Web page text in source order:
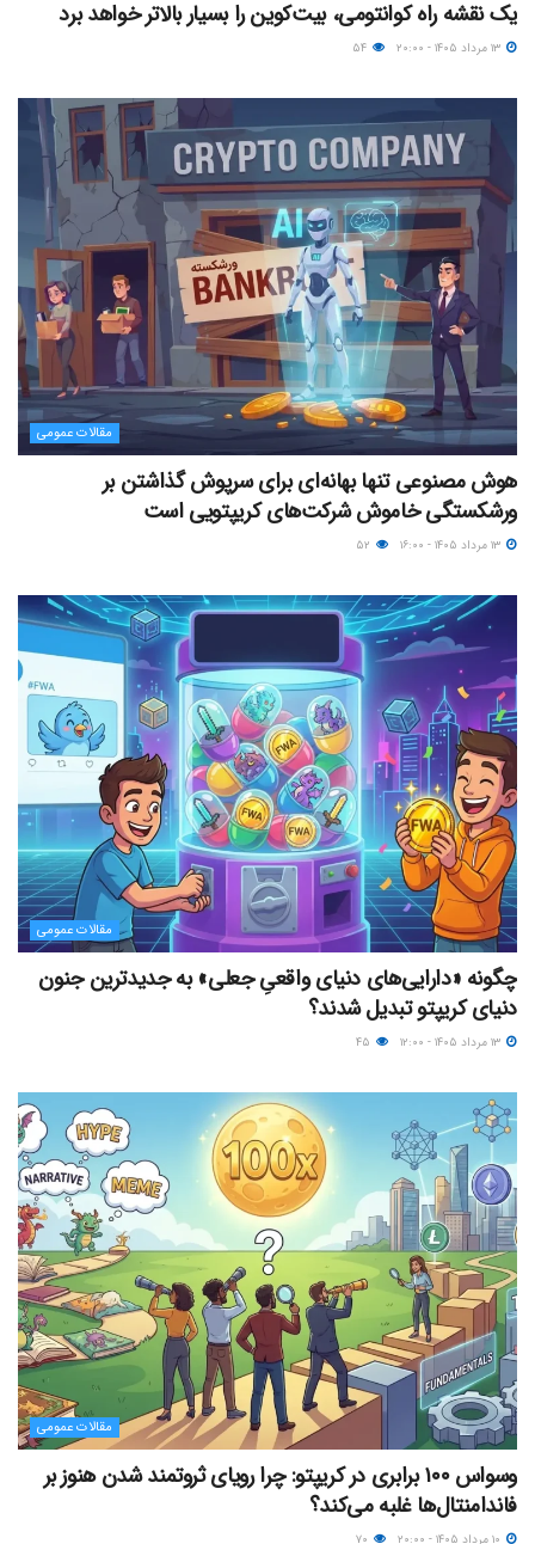
یک نقشه راه کوانتومی، بیت‌کوین را بسیار بالاتر خواهد برد
مقالات عمومی
هوش مصنوعی تنها بهانه‌ای برای سرپوش گذاشتن بر
ورشکستگی خاموش شرکت‌های کریپتویی است
مقالات عمومی
چگونه «دارایی‌های دنیای واقعیِ جعلی» به جدیدترین جنون
دنیای کریپتو تبدیل شدند؟
مقالات عمومی
وسواس ۱۰۰ برابری در کریپتو: چرا رویای ثروتمند شدن هنوز بر
فاندامنتال‌ها غلبه می‌کند؟